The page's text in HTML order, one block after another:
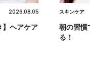
2026.08.05
】ヘアケア
スキンケア
朝の習慣
る！